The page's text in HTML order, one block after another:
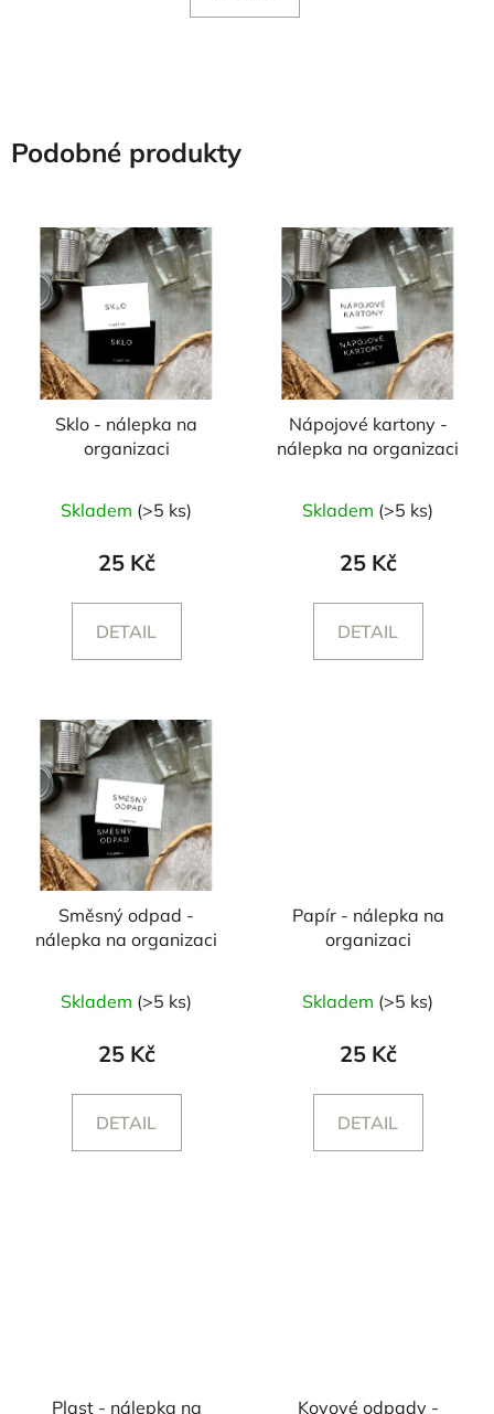
Podobné produkty
Sklo - nálepka na
organizaci
Skladem (>5 ks)
25 Kč
DETAIL
Nápojové kartony -
nálepka na organizaci
Skladem (>5 ks)
25 Kč
DETAIL
Směsný odpad -
nálepka na organizaci
Skladem (>5 ks)
25 Kč
DETAIL
Papír - nálepka na
organizaci
Skladem (>5 ks)
25 Kč
DETAIL
Plast - nálepka na Kovové odpady -